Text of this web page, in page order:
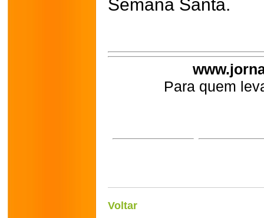
Semana Santa.
Para quem
Voltar